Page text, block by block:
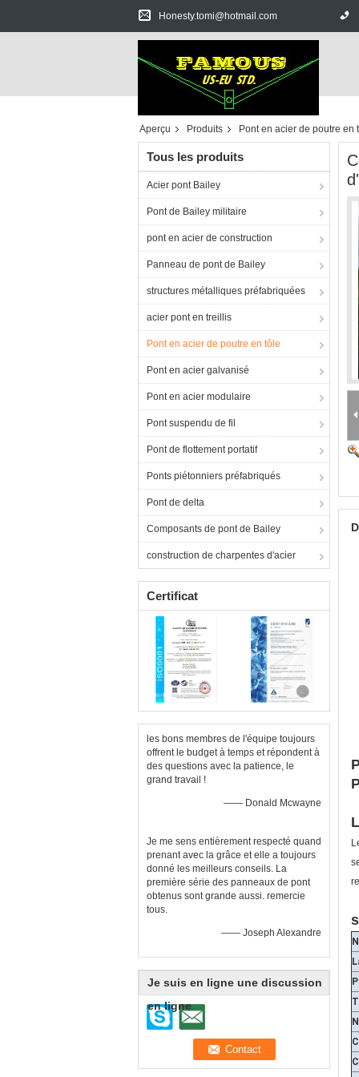
Honesty.tomi@hotmail.com
Aperçu Produits Pont en acier de poutre en
Tous les produits
Acier pont Bailey
Pont de Bailey militaire
pont en acier de construction
Panneau de pont de Bailey
structures métalliques préfabriquées
acier pont en treillis
Pont en acier de poutre en tôle
Pont en acier galvanisé
Pont en acier modulaire
Pont suspendu de fil
Pont de flottement portatif
Ponts piétonniers préfabriqués
Pont de delta
Composants de pont de Bailey
construction de charpentes d'acier
Certificat
les bons membres de l'équipe toujours
offrent le budget à temps et répondent à
des questions avec la patience, le
grand travail !
—— Donald Mcwayne
Je me sens entièrement respecté quand
prenant avec la grâce et elle a toujours
donné les meilleurs conseils. La
première série des panneaux de pont
obtenus sont grande aussi. remercie
tous.
—— Joseph Alexandre
Je suis en ligne une discussion
en ligne